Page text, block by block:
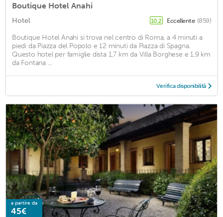
Boutique Hotel Anahi
Hotel 10,2 Eccellente (859)
Boutique Hotel Anahi si trova nel centro di Roma, a 4 minuti a
piedi da Piazza del Popolo e 12 minuti da Piazza di Spagna.
Questo hotel per famiglie dista 1,7 km da Villa Borghese e 1,9 km
da Fontana ...
Verifica disponibilità
a partire da
45€